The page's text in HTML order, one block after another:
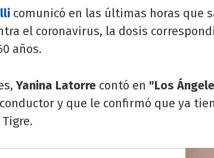
comunicó en las últimas horas que
el coronavirus, la dosis
años.
Yanina Latorre contó en "Los
y que le confirmó que ya